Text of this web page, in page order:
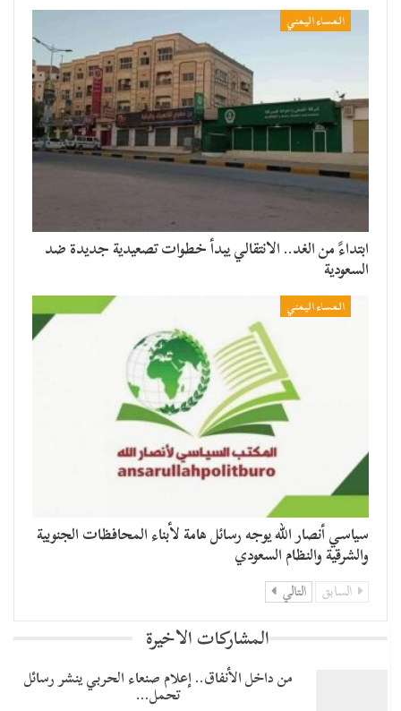
المساء اليمني
​ابتداءً من الغد.. الانتقالي يبدأ خطوات تصعيدية جديدة ضد
السعودية
المساء اليمني
سياسي أنصار الله يوجه رسائل هامة لأبناء المحافظات الجنوبية
والشرقية والنظام السعودي
السابق التالي
المشاركات الاخيرة
من داخل الأنفاق.. إعلام صنعاء الحربي ينشر رسائل
تحمل…